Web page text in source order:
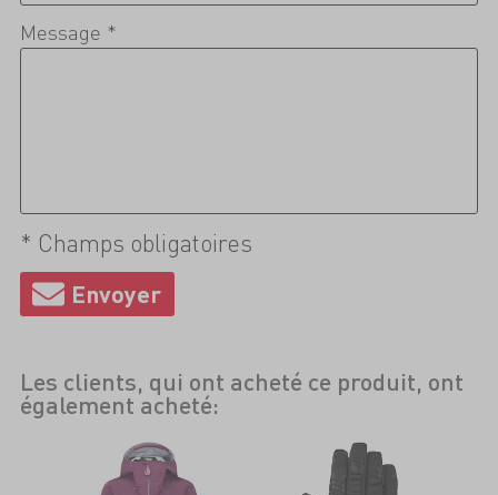
Message *
* Champs obligatoires
Les clients, qui ont acheté ce produit, ont
également acheté: